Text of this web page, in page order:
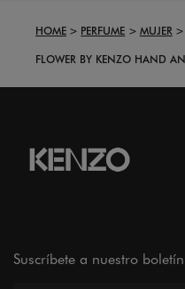
HOME PERFUME MUJER
FLOWER BY KENZO HAND
Suscríbete a nuestro boletín